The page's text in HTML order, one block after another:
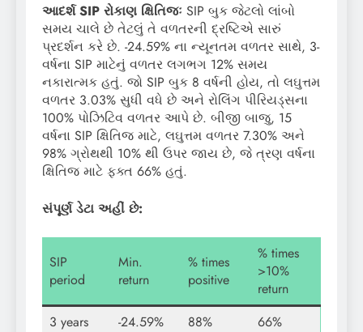
આદર્શ SIP રોકાણ ક્ષિતિજઃ SIP બુક જેટલો લાંબો
સમય ચાલે છે તેટલું તે વળતરની દ્રષ્ટિએ સારું
પ્રદર્શન કરે છે. -24.59% ના ન્યૂનતમ વળતર સાથે, 3-
વર્ષના SIP માટેનું વળતર લગભગ 12% સમય
નકારાત્મક હતું. જો SIP બુક 8 વર્ષની હોય, તો લઘુત્તમ
વળતર 3.03% સુધી વધે છે અને રોલિંગ પીરિયડ્સના
100% પોઝિટિવ વળતર આપે છે. બીજી બાજુ, 15
વર્ષના SIP ક્ષિતિજ માટે, લઘુત્તમ વળતર 7.30% અને
98% ગ્રોથથી 10% થી ઉપર જાય છે, જે ત્રણ વર્ષના
ક્ષિતિજ માટે ફક્ત 66% હતું.
સંપૂર્ણ ડેટા અહીં છે:
SIP
period
Min.
return
% times
positive
% times
>10%
return
3 years
-24.59% 88%
66%